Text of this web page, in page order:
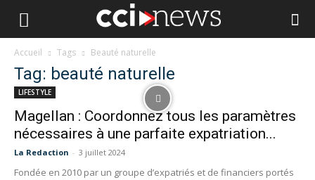
Accueil Tags Beauté naturelle
Tag: beauté naturelle
LIFESTYLE
Magellan : Coordonnez tous les paramètres
nécessaires à une parfaite expatriation...
La Redaction - 3 juillet 2024
Fondée en 2010 par un groupe d’expatriés et de financiers portés